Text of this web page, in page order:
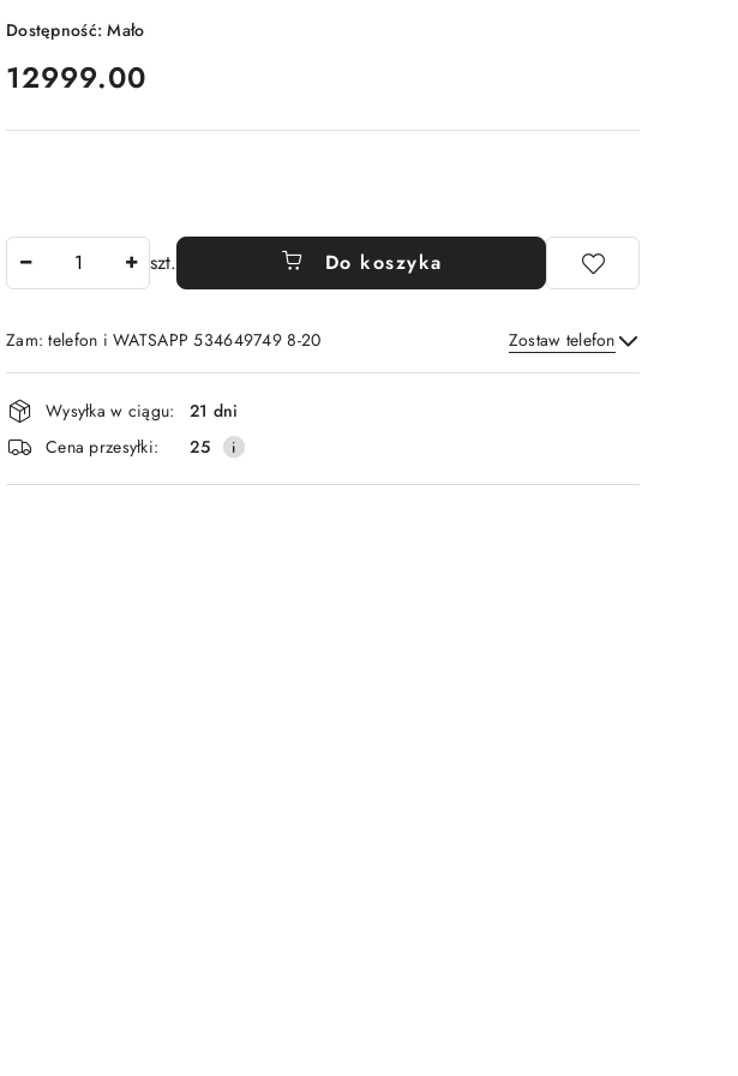
Dostępność:Mało
cena:
12999.00
szt. Do koszyka
Zam: telefon i WATSAPP 534649749 8-20 Zostaw telefon
Wyślij
Dostępność
i
dostawa
Wysyłka w ciągu:
21 dni
Cena przesyłki:
25